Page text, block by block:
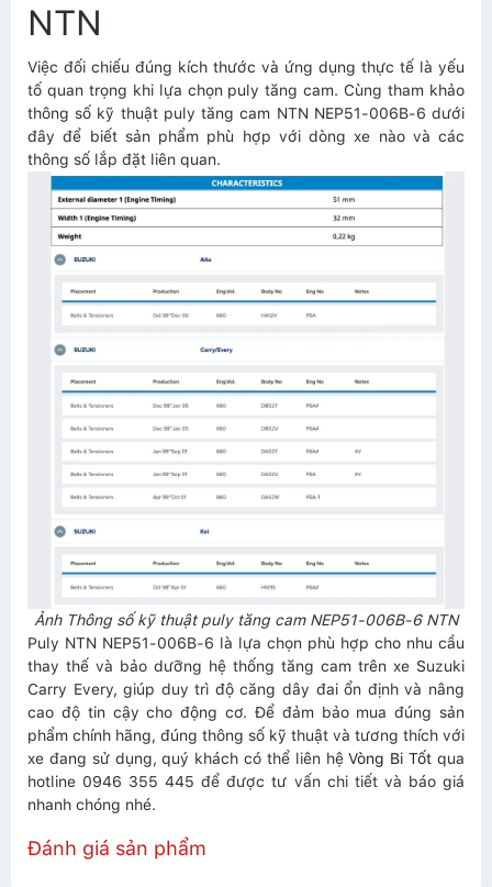
NTN
Việc đối chiếu đúng kích thước và ứng dụng thực tế là yếu
tố quan trọng khi lựa chọn puly tăng cam. Cùng tham khảo
thông số kỹ thuật puly tăng cam NTN NEP51-006B-6 dưới
đây để biết sản phẩm phù hợp với dòng xe nào và các
thông số lắp đặt liên quan.
Ảnh Thông số kỹ thuật puly tăng cam NEP51-006B-6 NTN
Puly NTN NEP51-006B-6 là lựa chọn phù hợp cho nhu cầu
thay thế và bảo dưỡng hệ thống tăng cam trên xe Suzuki
Carry Every, giúp duy trì độ căng dây đai ổn định và nâng
cao độ tin cậy cho động cơ. Để đảm bảo mua đúng sản
phẩm chính hãng, đúng thông số kỹ thuật và tương thích với
xe đang sử dụng, quý khách có thể liên hệVòng Bi Tốt qua
hotline 0946 355 445 để được tư vấn chi tiết và báo giá
nhanh chóng nhé.
Đánh giá sản phẩm